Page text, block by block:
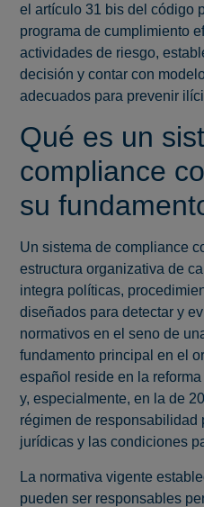
el artículo 31 bis del código
programa de cumplimiento
actividades de riesgo,
decisión y contar con
adecuados para prevenir
Qué es un
compliance
su
Un sistema de compliance
estructura organizativa de
integra políticas,
diseñados para detectar y
normativos en el seno de
fundamento principal en el
español reside en la
y, especialmente, en la de
régimen de responsabilidad
jurídicas y las condiciones
La normativa vigente
pueden ser responsables